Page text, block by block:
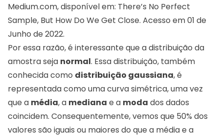
Medium.com, disponível em: There’s No Perfect
Sample, But How Do We Get Close. Acesso em 01 de
Junho de 2022.
Por essa razão, é interessante que a distribuição da
amostra seja normal. Essa distribuição, também
conhecida como distribuição gaussiana, é
representada como uma curva simétrica, uma vez
que a média, a mediana e a moda dos dados
coincidem. Consequentemente, vemos que 50% dos
valores são iguais ou maiores do que a média e a